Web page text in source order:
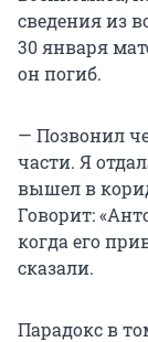
сведения из
30 января
он погиб.
— Позвонил
части. Я
вышел в
Говорит:
когда его
сказали.
Парадокс в